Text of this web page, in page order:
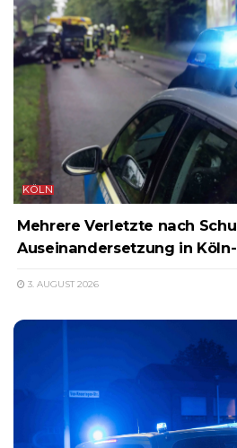
KÖLN
Mehrere Verletzte nach
Auseinandersetzung in
3. AUGUST 2026